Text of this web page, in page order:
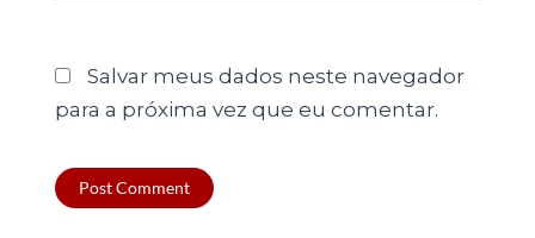
Salvar meus dados neste navegador
para a próxima vez que eu comentar.